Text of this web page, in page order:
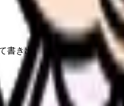
き出すことから始めてく